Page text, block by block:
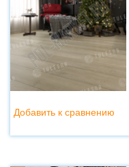
Добавить к сравнению